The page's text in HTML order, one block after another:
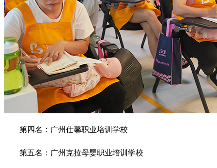
第四名：广州仕馨职业培训学校
第五名：广州克拉母婴职业培训学校